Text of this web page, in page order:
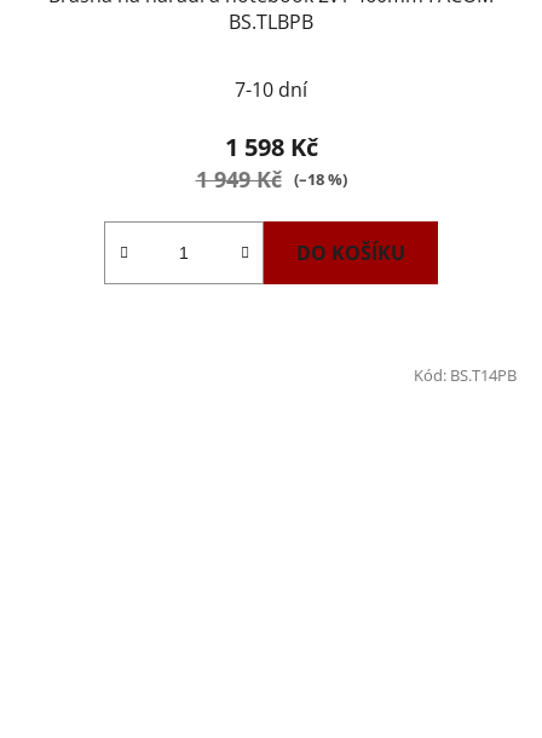
BS.TLBPB
7-10 dní
1 598 Kč
1 949 Kč (–18 %)
DO KOŠÍKU
Kód: BS.T14PB